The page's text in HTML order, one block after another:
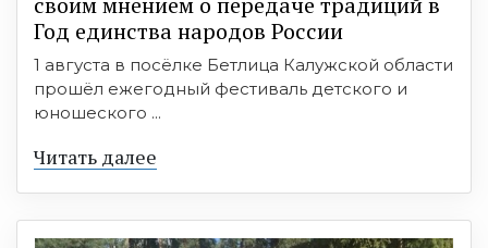
Год единства народов России
1 августа в посёлке Бетлица Калужской области
прошёл ежегодный фестиваль детского и
юношеского ...
Читать далее